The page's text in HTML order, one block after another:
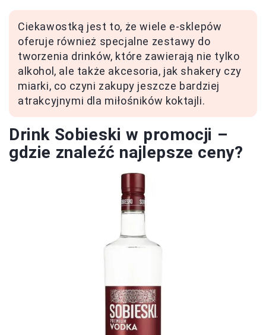
Ciekawostką jest to, że wiele e-sklepów
oferuje również specjalne zestawy do
tworzenia drinków, które zawierają nie tylko
alkohol, ale także akcesoria, jak shakery czy
miarki, co czyni zakupy jeszcze bardziej
atrakcyjnymi dla miłośników koktajli.
Drink Sobieski w promocji –
gdzie znaleźć najlepsze ceny?